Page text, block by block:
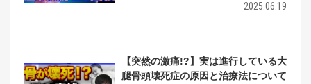
2025.06.19
【突然の激痛!?】実は進行している大
腿骨頭壊死症の原因と治療法について